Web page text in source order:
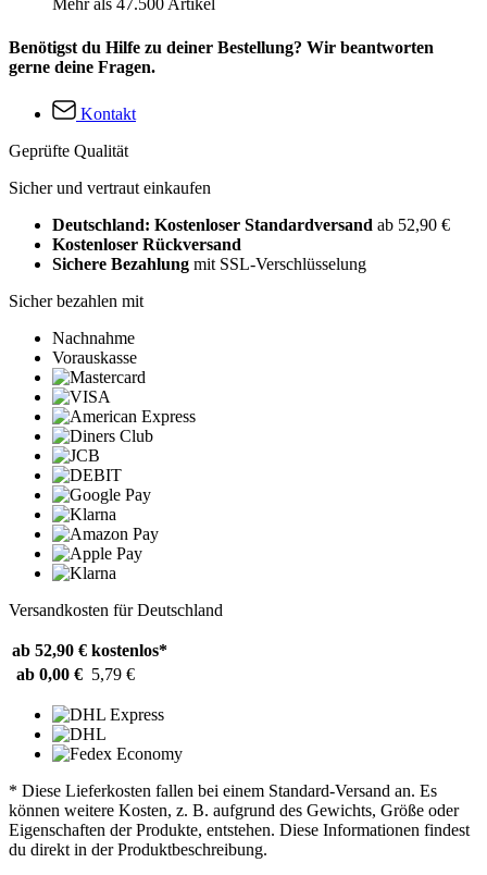
Mehr als 47.500 Artikel
Benötigst du Hilfe zu deiner Bestellung? Wir beantworten
gerne deine Fragen.
Kontakt
Geprüfte Qualität
Sicher und vertraut einkaufen
Deutschland: Kostenloser Standardversand ab 52,90 €
Kostenloser Rückversand
Sichere Bezahlung mit SSL-Verschlüsselung
Sicher bezahlen mit
Nachnahme
Vorauskasse
Versandkosten für Deutschland
ab 52,90 € kostenlos*
ab 0,00 € 5,79 €
* Diese Lieferkosten fallen bei einem Standard-Versand an. Es
können weitere Kosten, z. B. aufgrund des Gewichts, Größe oder
Eigenschaften der Produkte, entstehen. Diese Informationen findest
du direkt in der Produktbeschreibung.